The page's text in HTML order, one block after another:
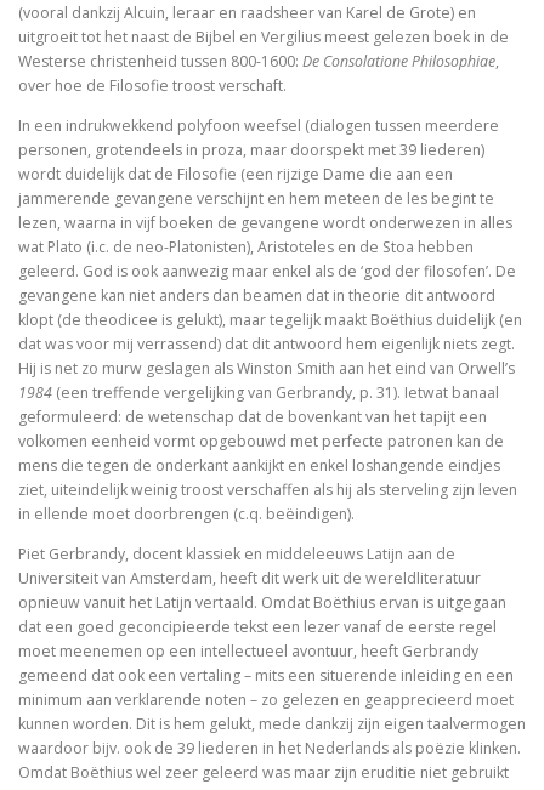
Vergeten rijkdom
Ontluikend christendom
over identiteit
Erasmus: Sometimes a Spin Doctor is Right
levensbeschouwelijke vakken.
God is een vluchteling. De terugkeer van het
De visie van Freinet
De kathedralenbouwers
I judge no one. A political life of Jesus
De evolutie van De Bijbel
On Time, Punctuality, and Discipline in Early
Bach, muziek als een wenk uit de hemel
Kierkegaard’s Muse. The mystery of Regine Olson
De Bijbel in de Lage Landen
(vooral dankzij Alcuin, leraar en raadsheer van Karel de Grote) en
uitgroeit tot het naast de Bijbel en Vergilius meest gelezen boek in de
Westerse christenheid tussen 800-1600: De Consolatione Philosophiae,
over hoe de Filosofie troost verschaft.
In een indrukwekkend polyfoon weefsel (dialogen tussen meerdere
personen, grotendeels in proza, maar doorspekt met 39 liederen)
wordt duidelijk dat de Filosofie (een rijzige Dame die aan een
jammerende gevangene verschijnt en hem meteen de les begint te
lezen, waarna in vijf boeken de gevangene wordt onderwezen in alles
wat Plato (i.c. de neo-Platonisten), Aristoteles en de Stoa hebben
geleerd. God is ook aanwezig maar enkel als de ‘god der filosofen’. De
gevangene kan niet anders dan beamen dat in theorie dit antwoord
klopt (de theodicee is gelukt), maar tegelijk maakt Boëthius duidelijk (en
dat was voor mij verrassend) dat dit antwoord hem eigenlijk niets zegt.
Hij is net zo murw geslagen als Winston Smith aan het eind van Orwell’s
1984 (een treffende vergelijking van Gerbrandy, p. 31). Ietwat banaal
geformuleerd: de wetenschap dat de bovenkant van het tapijt een
volkomen eenheid vormt opgebouwd met perfecte patronen kan de
mens die tegen de onderkant aankijkt en enkel loshangende eindjes
ziet, uiteindelijk weinig troost verschaffen als hij als sterveling zijn leven
in ellende moet doorbrengen (c.q. beëindigen).
Piet Gerbrandy, docent klassiek en middeleeuws Latijn aan de
Universiteit van Amsterdam, heeft dit werk uit de wereldliteratuur
opnieuw vanuit het Latijn vertaald. Omdat Boëthius ervan is uitgegaan
dat een goed geconcipieerde tekst een lezer vanaf de eerste regel
moet meenemen op een intellectueel avontuur, heeft Gerbrandy
gemeend dat ook een vertaling – mits een situerende inleiding en een
minimum aan verklarende noten – zo gelezen en geapprecieerd moet
kunnen worden. Dit is hem gelukt, mede dankzij zijn eigen taalvermogen
waardoor bijv. ook de 39 liederen in het Nederlands als poëzie klinken.
Omdat Boëthius wel zeer geleerd was maar zijn eruditie niet gebruikt